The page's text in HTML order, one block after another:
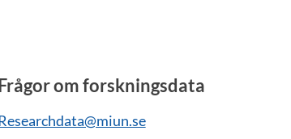
om forskningsdata